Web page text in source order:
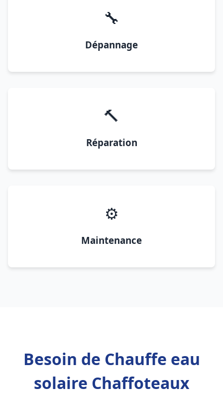
🔧
Dépannage
🔨
Réparation
⚙️
Maintenance
Besoin de Chauffe eau
solaire Chaffoteaux